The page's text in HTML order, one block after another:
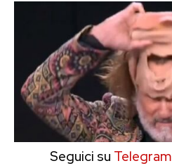
Seguici su Telegram